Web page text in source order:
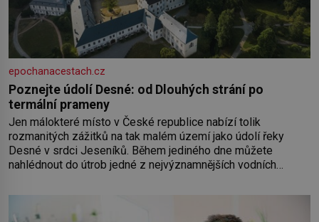
epochanacestach.cz
Poznejte údolí Desné: od Dlouhých strání po
termální prameny
Jen málokteré místo v České republice nabízí tolik
rozmanitých zážitků na tak malém území jako údolí řeky
Desné v srdci Jeseníků. Během jediného dne můžete
nahlédnout do útrob jedné z nejvýznamnějších vodních
koloběžce a den zakončit poznáváním památek ve Velkých